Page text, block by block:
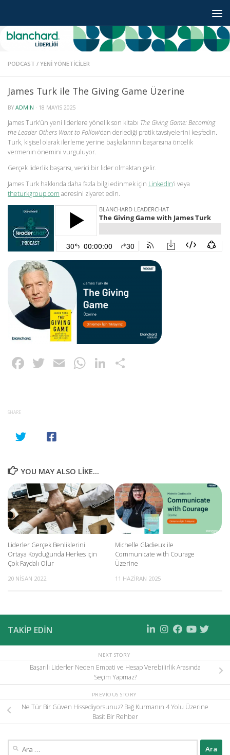
PODCAST / YENI YÖNETICILER
James Turk ile The Giving Game Üzerine
BY ADMIN · 18 MAYIS 2025
James Turk’ün yeni liderlere yönelik son kitabı The Giving Game: Becoming
the Leader Others Want to Follow‘dan derlediği pratik tavsiyelerini keşfedin.
Turk, kişisel olarak ilerleme yerine başkalarının başarısına öncelik
vermenin önemini vurguluyor.
Gerçek liderlik başarısı, verici bir lider olmaktan gelir.
James Turk hakkında daha fazla bilgi edinmek için LinkedIn‘i veya
theturkgroup.com adresini ziyaret edin.
Facebook
Twitter
EmailWhatsApp
LinkedIn
SHARE
YOU MAY ALSO LIKE...
Liderler Gerçek Benliklerini
Ortaya Koyduğunda Herkes için
Çok Faydalı Olur
20 NISAN 2022
Michelle Gladieux ile
Communicate with Courage
Üzerine
11 HAZIRAN 2025
TAKIP EDIN
NEXT STORY
Başarılı Liderler Neden Empati ve Hesap Verebilirlik Arasında
Seçim Yapmaz?
PREVIOUS STORY
Ne Tür Bir Güven Hissediyorsunuz? Bağ Kurmanın 4 Yolu Üzerine
Basit Bir Rehber
Arama: